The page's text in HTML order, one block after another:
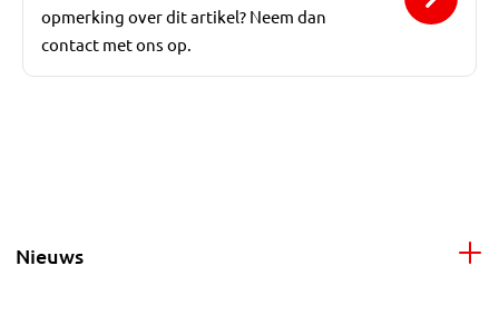
opmerking over dit artikel? Neem dan
contact met ons op.
Nieuws